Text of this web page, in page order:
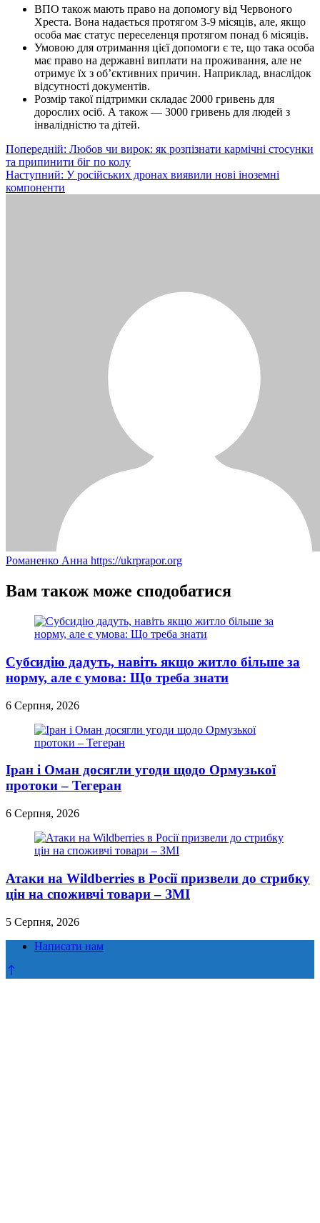
ВПО також мають право на допомогу від Червоного
Хреста. Вона надається протягом 3-9 місяців, але, якщо
особа має статус переселенця протягом понад 6 місяців.
Умовою для отримання цієї допомоги є те, що така особа
має право на державні виплати на проживання, але не
отримує їх з об’єктивних причин. Наприклад, внаслідок
відсутності документів.
Розмір такої підтримки складає 2000 гривень для
дорослих осіб. А також — 3000 гривень для людей з
інвалідністю та дітей.
Навігація
записів
Попередній: Любов чи вирок: як розпізнати кармічні стосунки
та припинити біг по колу
Наступний: У російських дронах виявили нові іноземні
компоненти
Романенко Анна https://ukrprapor.org
Вам також може сподобатися
Субсидію дадуть, навіть якщо житло більше за
норму, але є умова: Що треба знати
6 Серпня, 2026
Іран і Оман досягли угоди щодо Ормузької
протоки – Тегеран
6 Серпня, 2026
Атаки на Wildberries в Росії призвели до стрибку
цін на споживчі товари – ЗМІ
5 Серпня, 2026
Написати нам
Прокрутка
до